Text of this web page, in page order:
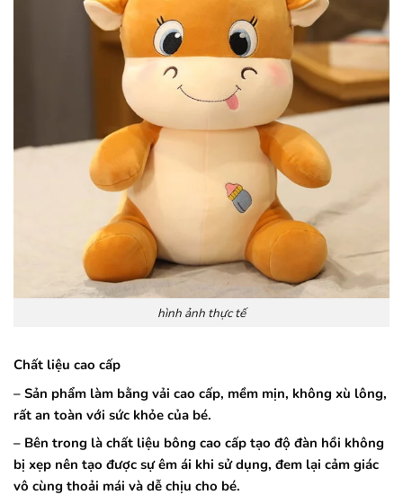
hình ảnh thực tế
Chất liệu cao cấp
– Sản phẩm làm bằng vải cao cấp, mềm mịn, không xù lông,
rất an toàn với sức khỏe của bé.
– Bên trong là chất liệu bông cao cấp tạo độ đàn hồi không
bị xẹp nên tạo được sự êm ái khi sử dụng, đem lại cảm giác
vô cùng thoải mái và dễ chịu cho bé.